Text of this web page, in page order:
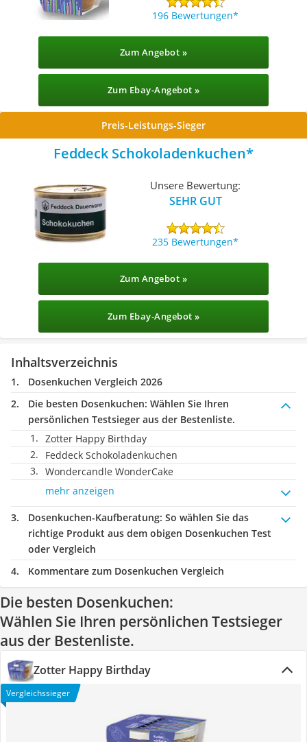
196 Bewertungen
Zum Angebot »
Zum Ebay-Angebot »
Preis-Leistungs-Sieger
Feddeck Schokoladenkuchen
Unsere Bewertung:
SEHR GUT
235 Bewertungen
Zum Angebot »
Zum Ebay-Angebot »
Inhaltsverzeichnis
Dosenkuchen Vergleich 2026
Die besten Dosenkuchen: Wählen Sie Ihren
persönlichen Testsieger aus der Bestenliste.
Zotter Happy Birthday
Feddeck Schokoladenkuchen
Wondercandle WonderCake
mehr anzeigen
Dosenkuchen-Kaufberatung: So wählen Sie das
richtige Produkt aus dem obigen Dosenkuchen Test
oder Vergleich
Kommentare zum Dosenkuchen Vergleich
Die besten Dosenkuchen:
Wählen Sie Ihren persönlichen Testsieger
aus der Bestenliste.
Zotter Happy Birthday
Vergleichssieger